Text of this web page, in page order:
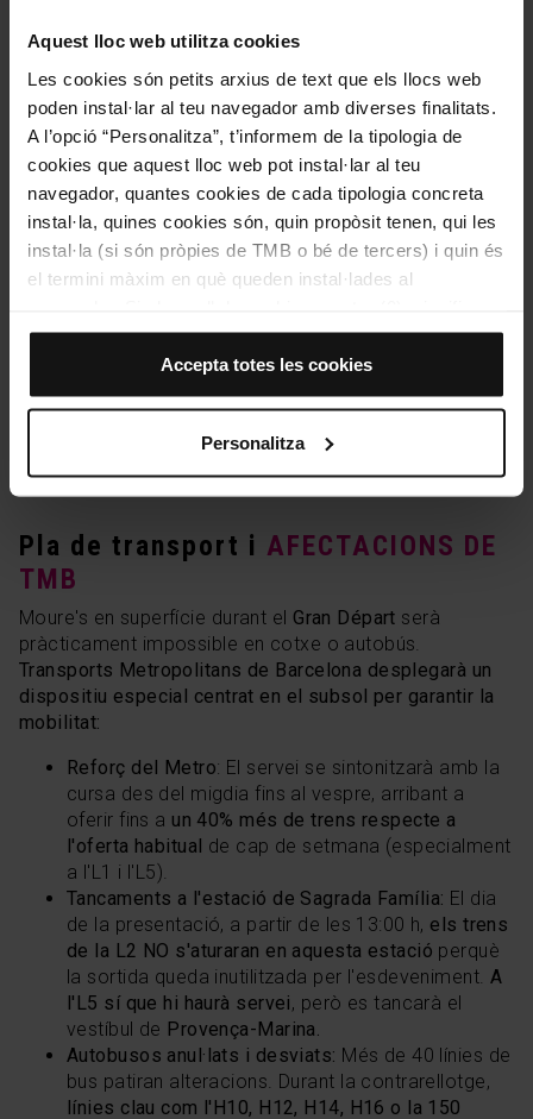
Aquest lloc web utilitza cookies
Les cookies són petits arxius de text que els llocs web
poden instal·lar al teu navegador amb diverses finalitats.
A l’opció “Personalitza”, t’informem de la tipologia de
cookies que aquest lloc web pot instal·lar al teu
navegador, quantes cookies de cada tipologia concreta
instal·la, quines cookies són, quin propòsit tenen, qui les
instal·la (si són pròpies de TMB o bé de tercers) i quin és
el termini màxim en què queden instal·lades al
que no instal·la cap cookie d’aquesta tipologia.
Si tries l’opció “Accepta totes les cookies”, permets que
totes aquestes cookies s’instal·lin al teu navegador.
cookies permet indicar si vols que s’instal·lin o no les
cookies d’aquella classe.
clic sobre “Selecciona i configura”. Així, s’instal·laran
només les cookies de la tipologia que hagis seleccionat
prèviament. Et suggerim que seleccionis les cookies de
personalització, perquè permeten recordar les teves
opcions de navegació (com ara l’idioma) i milloren la teva
experiència d’usuari.
Les cookies necessàries són imprescindibles per al
funcionament del web i, per tant, si no les acceptes, no
pots començar a navegar-hi. Només pots consultar la
nostraPolítica de cookies .
En qualsevol moment de la navegació en aquest web,
pots modificar la teva selecció de cookies anant a l’opció
“Gestor de cookies”, que trobaràs al menú de la part
inferior del web.
Accepta totes les cookies
Personalitza
amb el Telefèric. / Elizaveta via Adobe Stock.
Pla de transport i AFECTACIONS DE
TMB
Moure's en superfície durant el Gran Départ serà
pràcticament impossible en cotxe o autobús.
Transports Metropolitans de Barcelona desplegarà un
dispositiu especial centrat en el subsol per garantir la
mobilitat:
Reforç del Metro: El servei se sintonitzarà amb la
cursa des del migdia fins al vespre, arribant a
oferir fins a un 40% més de trens respecte a
l'oferta habitual de cap de setmana (especialment
a l'L1 i l'L5).
Tancaments a l'estació de Sagrada Família: El dia
de la presentació, a partir de les 13:00 h, els trens
de la L2 NO s'aturaran en aquesta estació perquè
la sortida queda inutilitzada per l'esdeveniment.A
l'L5 sí que hi haurà servei, però es tancarà el
vestíbul de Provença-Marina.
Autobusos anul·lats i desviats: Més de 40 línies de
bus patiran alteracions. Durant la contrarellotge,
línies clau com l'H10, H12, H14, H16 o la 150